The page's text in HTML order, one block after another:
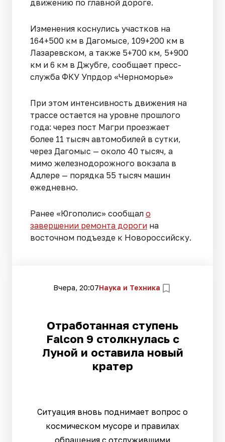
движению по главной дороге.
Изменения коснулись участков на
164+500 км в Дагомысе, 109+200 км в
Лазаревском, а также 5+700 км, 5+900
км и 6 км в Джубге, сообщает пресс-
служба ФКУ Упрдор «Черноморье»
При этом интенсивность движения на
трассе остается на уровне прошлого
года: через пост Магри проезжает
более 11 тысяч автомобилей в сутки,
через Дагомыс — около 40 тысяч, а
мимо железнодорожного вокзала в
Адлере — порядка 55 тысяч машин
ежедневно.
Ранее «Югополис» сообщал о
завершении ремонта дороги на
восточном подъезде к Новороссийску.
Вчера, 20:07Наука и Техника
Отработанная ступень
Falcon 9 столкнулась с
Луной и оставила новый
кратер
Ситуация вновь поднимает вопрос о
космическом мусоре и правилах
обращения с отслужившими